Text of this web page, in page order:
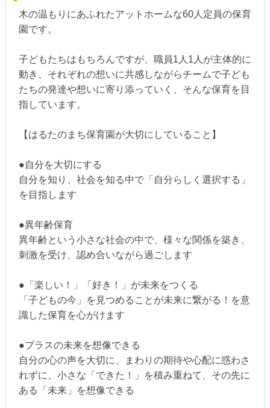
木の温もりにあふれたアットホームな60人定員の保育
園です。
子どもたちはもちろんですが、職員1人1人が主体的に
動き、それぞれの想いに共感しながらチームで子ども
たちの発達や想いに寄り添っていく、そんな保育を目
指しています。
【はるたのまち保育園が大切にしていること】
●自分を大切にする
自分を知り、社会を知る中で「自分らしく選択する」
を目指します
●異年齢保育
異年齢という小さな社会の中で、様々な関係を築き、
刺激を受け、認め合いながら過ごします
●「楽しい！」「好き！」が未来をつくる
「子どもの今」を見つめることが未来に繋がる！を意
識した保育を心がけます
●プラスの未来を想像できる
自分の心の声を大切に、まわりの期待や心配に惑わさ
れずに、小さな「できた！」を積み重ねて、その先に
ある「未来」を想像できる